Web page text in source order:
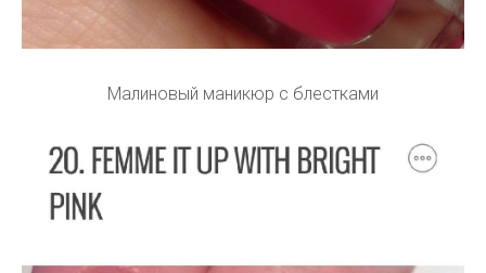
Малиновый маникюр с блестками